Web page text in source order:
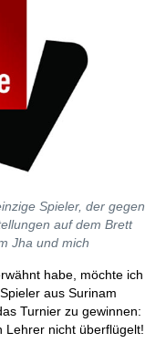
Spieler, der gegen
auf dem Brett
Jha und mich
habe, möchte ich
aus Surinam
Turnier zu gewinnen:
Lehrer nicht überflügelt!